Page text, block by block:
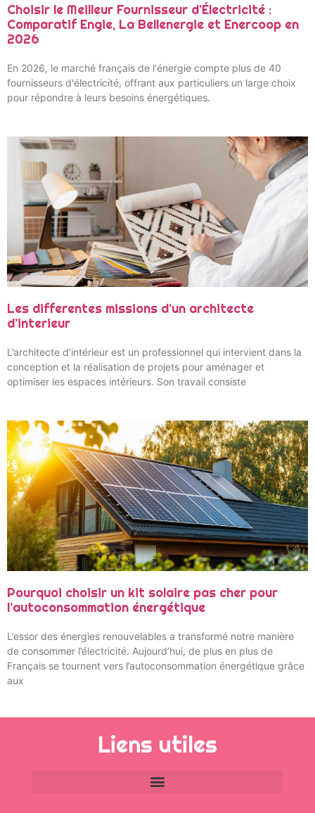
Choisir le Meilleur Fournisseur d’Électricité :
Comparatif Engie, La Bellenergie et Enercoop en
2026
En 2026, le marché français de l'énergie compte plus de 40
fournisseurs d'électricité, offrant aux particuliers un large choix
pour répondre à leurs besoins énergétiques.
Les differentes missions d’un architecte
d’interieur
L’architecte d’intérieur est un professionnel qui intervient dans la
conception et la réalisation de projets pour aménager et
optimiser les espaces intérieurs. Son travail consiste
Pourquoi choisir un kit solaire pas cher pour
l’autoconsommation énergétique
L’essor des énergies renouvelables a transformé notre manière
de consommer l’électricité. Aujourd’hui, de plus en plus de
Français se tournent vers l’autoconsommation énergétique grâce
aux
Liens utiles